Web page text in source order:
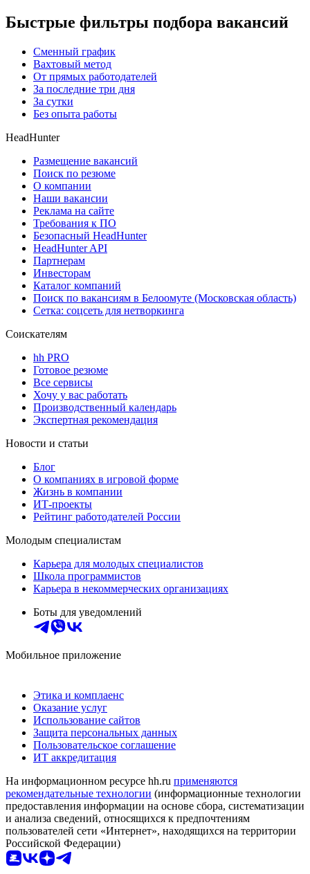
Быстрые фильтры подбора вакансий
Сменный график
Вахтовый метод
От прямых работодателей
За последние три дня
За сутки
Без опыта работы
HeadHunter
Размещение вакансий
Поиск по резюме
О компании
Наши вакансии
Реклама на сайте
Требования к ПО
Безопасный HeadHunter
HeadHunter API
Партнерам
Инвесторам
Каталог компаний
Поиск по вакансиям в Белоомуте (Московская область)
Сетка: соцсеть для нетворкинга
Соискателям
hh PRO
Готовое резюме
Все сервисы
Хочу у вас работать
Производственный календарь
Экспертная рекомендация
Новости и статьи
Блог
О компаниях в игровой форме
Жизнь в компании
ИТ-проекты
Рейтинг работодателей России
Молодым специалистам
Карьера для молодых специалистов
Школа программистов
Карьера в некоммерческих организациях
Боты для уведомлений
Мобильное приложение
Этика и комплаенс
Оказание услуг
Использование сайтов
Защита персональных данных
Пользовательское соглашение
ИТ аккредитация
На информационном ресурсе hh.ru применяются
рекомендательные технологии (информационные технологии
предоставления информации на основе сбора, систематизации
и анализа сведений, относящихся к предпочтениям
пользователей сети «Интернет», находящихся на территории
Российской Федерации)